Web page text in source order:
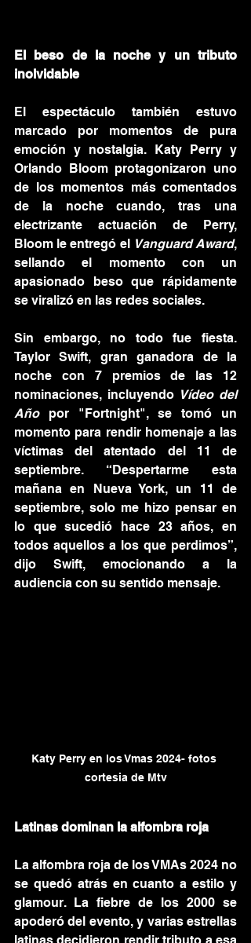
El beso de la noche y un tributo
inolvidable
El espectáculo también estuvo
marcado por momentos de pura
emoción y nostalgia. Katy Perry y
Orlando Bloom protagonizaron uno
de los momentos más comentados
de la noche cuando, tras una
electrizante actuación de Perry,
Bloom le entregó el Vanguard Award,
sellando el momento con un
apasionado beso que rápidamente
se viralizó en las redes sociales.
Sin embargo, no todo fue fiesta.
Taylor Swift, gran ganadora de la
noche con 7 premios de las 12
nominaciones, incluyendo Vídeo del
Año por "Fortnight", se tomó un
momento para rendir homenaje a las
víctimas del atentado del 11 de
septiembre. “Despertarme esta
mañana en Nueva York, un 11 de
septiembre, solo me hizo pensar en
lo que sucedió hace 23 años, en
todos aquellos a los que perdimos”,
dijo Swift, emocionando a la
audiencia con su sentido mensaje.
Katy Perry en los Vmas 2024- fotos
cortesia de Mtv
Latinas dominan la alfombra roja
La alfombra roja de los VMAs 2024 no
se quedó atrás en cuanto a estilo y
glamour. La fiebre de los 2000 se
apoderó del evento, y varias estrellas